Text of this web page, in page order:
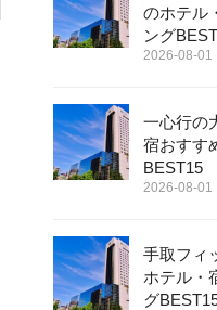
のホテル
ング
2026-08-01
一心行の
宿おすす
BEST15
2026-08-01
手取フィ
ホテル・
グ